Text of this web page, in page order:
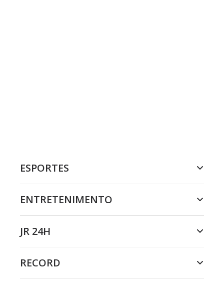
ESPORTES
ENTRETENIMENTO
JR 24H
RECORD